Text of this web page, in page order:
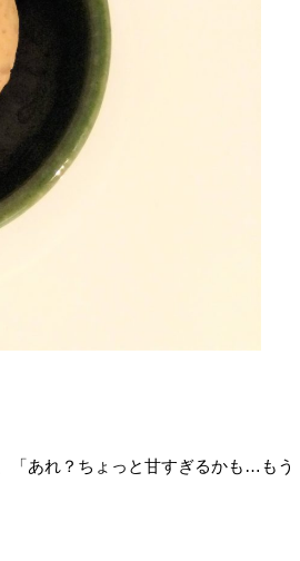
「あれ？ちょっと甘すぎるかも…もう